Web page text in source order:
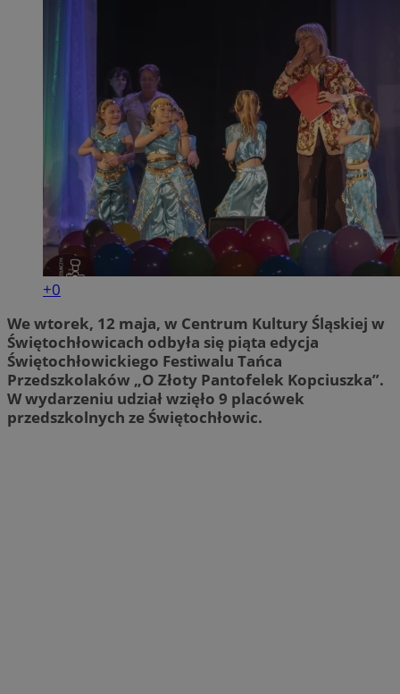
+0
We wtorek, 12 maja, w Centrum Kultury Śląskiej w
Świętochłowicach odbyła się piąta edycja
Świętochłowickiego Festiwalu Tańca
Przedszkolaków „O Złoty Pantofelek Kopciuszka”.
W wydarzeniu udział wzięło 9 placówek
przedszkolnych ze Świętochłowic.